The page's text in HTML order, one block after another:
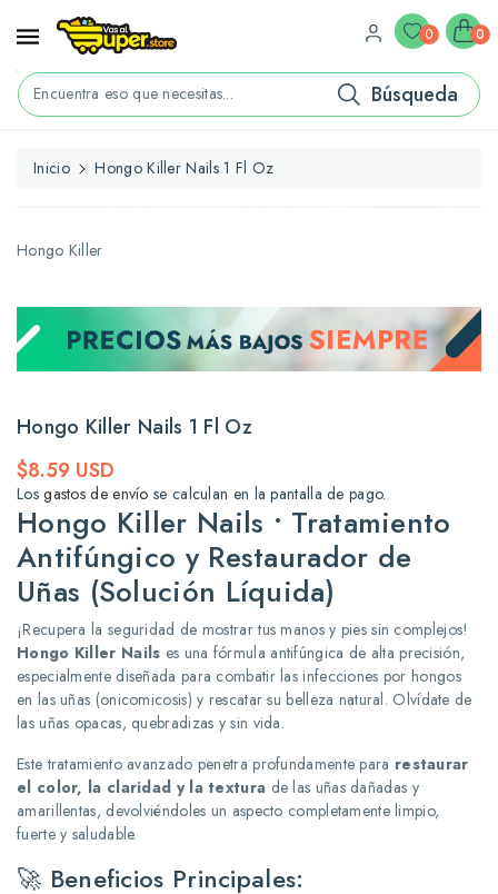
Encuentra eso que necesitas... Búsqueda
0 0
Inicio Hongo Killer Nails 1 Fl Oz
Hongo Killer
Hongo Killer Nails 1 Fl Oz
Precio
habitual
$8.59 USD
Losgastos de envío se calculan en la pantalla de pago.
Hongo Killer Nails • Tratamiento
Antifúngico y Restaurador de
Uñas (Solución Líquida)
¡Recupera la seguridad de mostrar tus manos y pies sin complejos!
Hongo Killer Nails es una fórmula antifúngica de alta precisión,
especialmente diseñada para combatir las infecciones por hongos
en las uñas (onicomicosis) y rescatar su belleza natural. Olvídate de
las uñas opacas, quebradizas y sin vida.
Este tratamiento avanzado penetra profundamente para restaurar
el color, la claridad y la textura de las uñas dañadas y
amarillentas, devolviéndoles un aspecto completamente limpio,
fuerte y saludable.
🚀 Beneficios Principales: